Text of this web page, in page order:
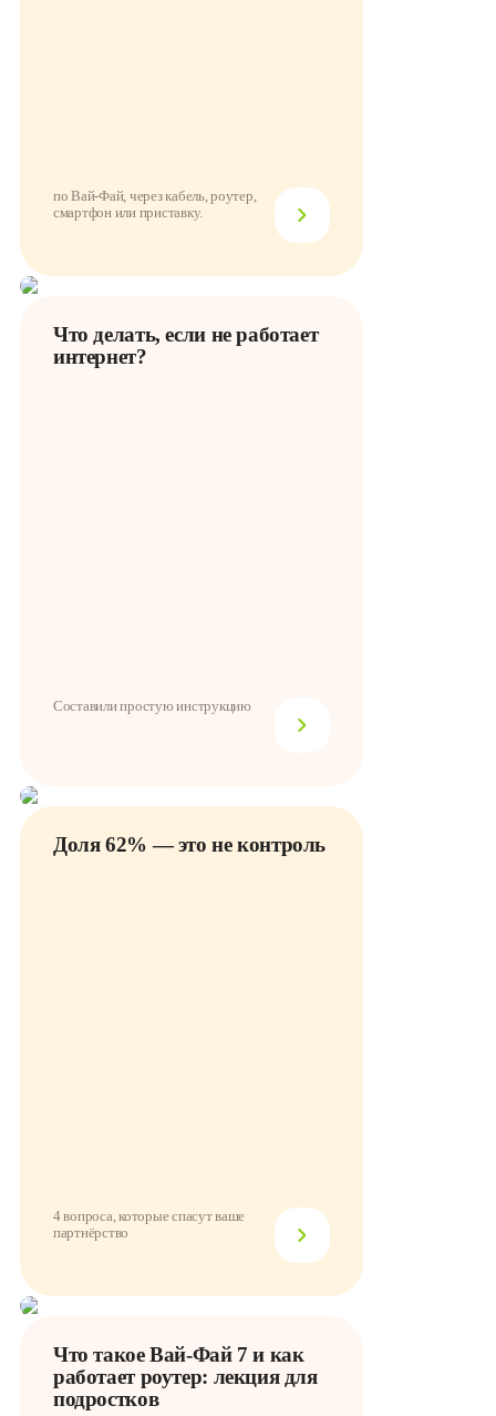
по Вай-Фай, через кабель, роутер,
смартфон или приставку.
Что делать, если не работает
интернет?
Составили простую инструкцию
Доля 62% — это не контроль
4 вопроса, которые спасут ваше
партнёрство
Что такое Вай-Фай 7 и как
работает роутер: лекция для
подростков